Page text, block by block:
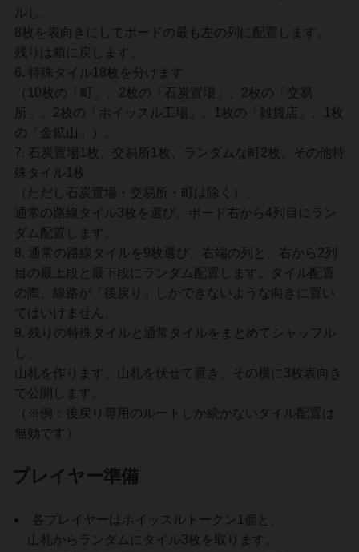
ルし、
8枚を表向きにしてボードの最も左の列に配置します。
残りは箱に戻します。
特殊タイル18枚を分けます
（10枚の「町」、2枚の「石炭置場」、2枚の「交易
所」、2枚の「ホイッスル工場」、1枚の「雑貨店」、1枚
の「金鉱山」）。
石炭置場1枚、交易所1枚、ランダムな町2枚、その他特
殊タイル1枚
（ただし石炭置場・交易所・町は除く）、
通常の路線タイル3枚を選び、ボード右から4列目にラン
ダム配置します。
通常の路線タイルを9枚選び、右端の列と、右から2列
目の最上段と最下段にランダム配置します。タイル配置
の際、線路が「後戻り」しかできないような向きに置い
てはいけません。
残りの特殊タイルと通常タイルをまとめてシャッフル
し、
山札を作ります。山札を伏せて置き、その横に3枚表向き
で公開します。
（※例：後戻り専用のルートしか続かないタイル配置は
無効です）
プレイヤー準備
各プレイヤーはホイッスルトークン1個と、
山札からランダムにタイル3枚を取ります。